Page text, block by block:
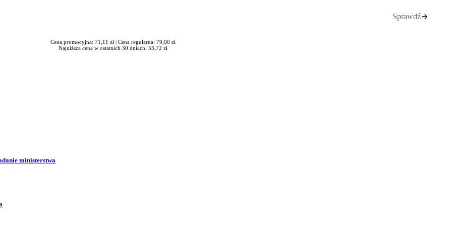
Sprawdź
Cena promocyjna: 71,11 zł | Cena regularna: 79,00 zł
Najniższa cena w ostatnich 30 dniach: 53,72 zł
ministerstwa